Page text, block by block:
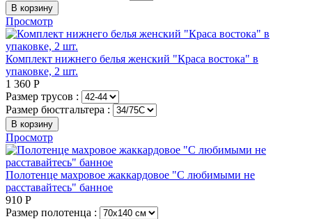
В корзину
Просмотр
Комплект нижнего белья женский "Краса востока" в
упаковке, 2 шт.
1 360 Р
Размер трусов :
Размер бюстгальтера :
В корзину
Просмотр
Полотенце махровое жаккардовое "С любимыми не
расставайтесь" банное
910 Р
Размер полотенца :